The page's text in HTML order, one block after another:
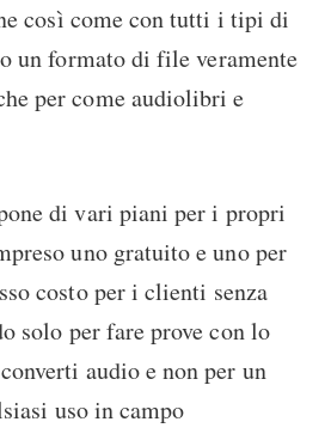
così come con tutti i tipi di
un formato di file veramente
per come audiolibri e
di vari piani per i propri
uno gratuito e uno per
costo per i clienti senza
solo per fare prove con lo
audio e non per un
uso in campo